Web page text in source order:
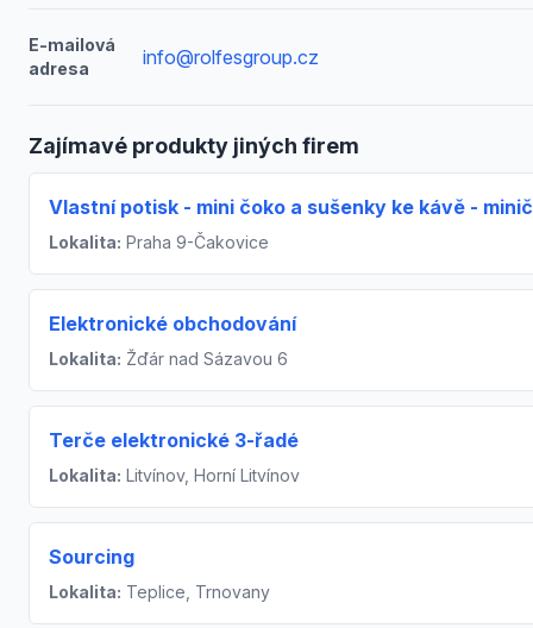
E-mailová
adresa
info@rolfesgroup.cz
Zajímavé produkty jiných firem
Vlastní potisk - mini čoko a sušenky ke kávě -
Lokalita: Praha 9-Čakovice
Elektronické obchodování
Lokalita: Žďár nad Sázavou 6
Terče elektronické 3-řadé
Lokalita: Litvínov, Horní Litvínov
Sourcing
Lokalita: Teplice, Trnovany